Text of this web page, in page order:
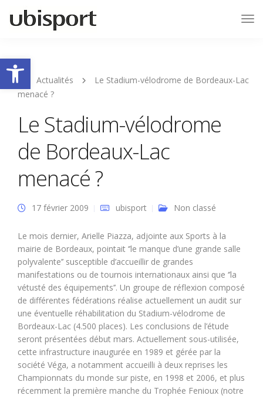
Ouvrir la barre d’outils
Actualités
Le Stadium-vélodrome de Bordeaux-Lac
menacé ?
Le Stadium-vélodrome
de Bordeaux-Lac
menacé ?
17 février 2009 ubisport Non classé
Le mois dernier, Arielle Piazza, adjointe aux Sports à la
mairie de Bordeaux, pointait ‘’le manque d’une grande salle
polyvalente’’ susceptible d’accueillir de grandes
manifestations ou de tournois internationaux ainsi que ‘’la
vétusté des équipements’’. Un groupe de réflexion composé
de différentes fédérations réalise actuellement un audit sur
une éventuelle réhabilitation du Stadium-vélodrome de
Bordeaux-Lac (4.500 places). Les conclusions de l’étude
seront présentées début mars. Actuellement sous-utilisée,
cette infrastructure inaugurée en 1989 et gérée par la
société Véga, a notamment accueilli à deux reprises les
Championnats du monde sur piste, en 1998 et 2006, et plus
récemment la première manche du Trophée Fenioux (notre